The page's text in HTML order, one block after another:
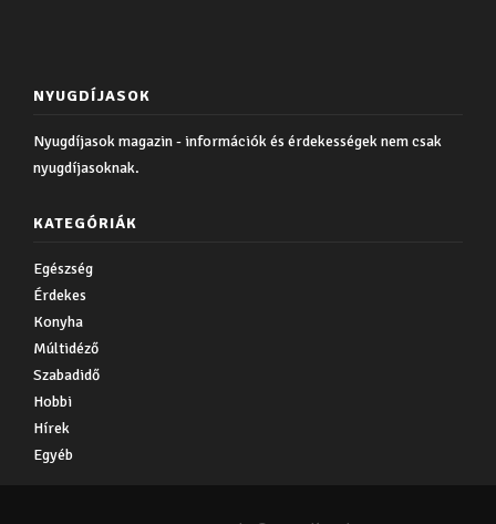
NYUGDÍJASOK
Nyugdíjasok magazin - információk és érdekességek nem csak
nyugdíjasoknak.
KATEGÓRIÁK
Egészség
Érdekes
Konyha
Múltidéző
Szabadidő
Hobbi
Hírek
Egyéb